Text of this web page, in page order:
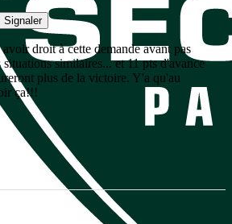
Signaler
avoir droit à cette demande avant pas
situations similaires... et 11 pts d'avance
plus de la victoire. Y'a qu'au
ça!!!